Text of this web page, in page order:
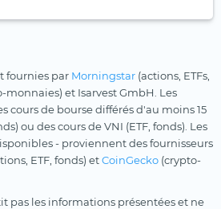
fournies par Morningstar (actions, ETFs,
monnaies) et Isarvest GmbH. Les
cours de bourse différés d'au moins 15
ou des cours de VNI (ETF, fonds). Les
- proviennent des fournisseurs
ETF, fonds) etCoinGecko (crypto-
pas les informations présentées et ne